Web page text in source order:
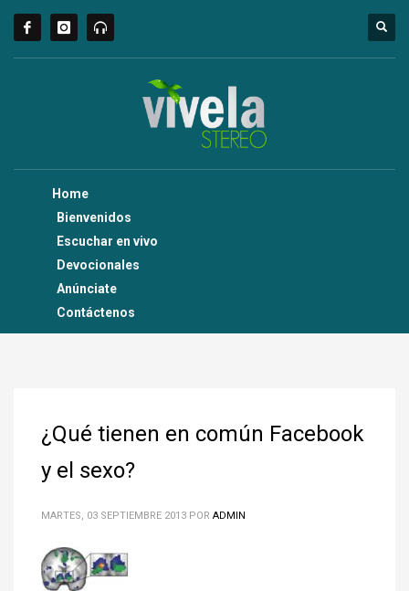
Home
Bienvenidos
Escuchar en vivo
Devocionales
Anúnciate
Contáctenos
¿Qué tienen en común Facebook
y el sexo?
MARTES, 03 SEPTIEMBRE 2013 POR ADMIN